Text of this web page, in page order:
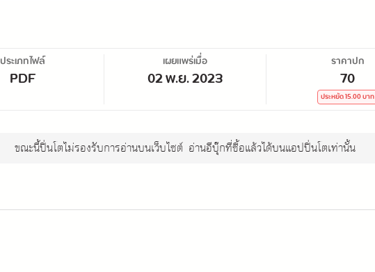
ประเภทไฟล์
PDF
เผยแพร่เมื่อ
02 พ.ย. 2023
ราคาปก
70
ประหยัด15.00บาท
ขณะนี้ปิ่นโตไม่รองรับการอ่านบนเว็บไซต์ อ่านอีบุ๊กที่ซื้อแล้วได้บนแอปปิ่นโตเท่านั้น